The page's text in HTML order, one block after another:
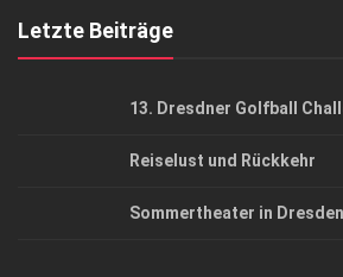
Letzte Beiträge
13. Dresdner Golfball
Reiselust und Rückkehr
Sommertheater in